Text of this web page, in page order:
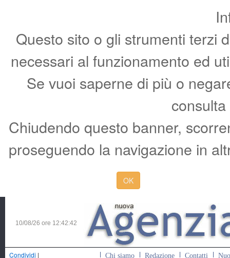
Questo sito o gli strumenti terzi
necessari al funzionamento ed
Se vuoi saperne di più o
Chiudendo questo banner,
proseguendo la navigazione in
OK
10/08/26 ore 12:42:43
Condividi | Chi siamo Redazione Contatti